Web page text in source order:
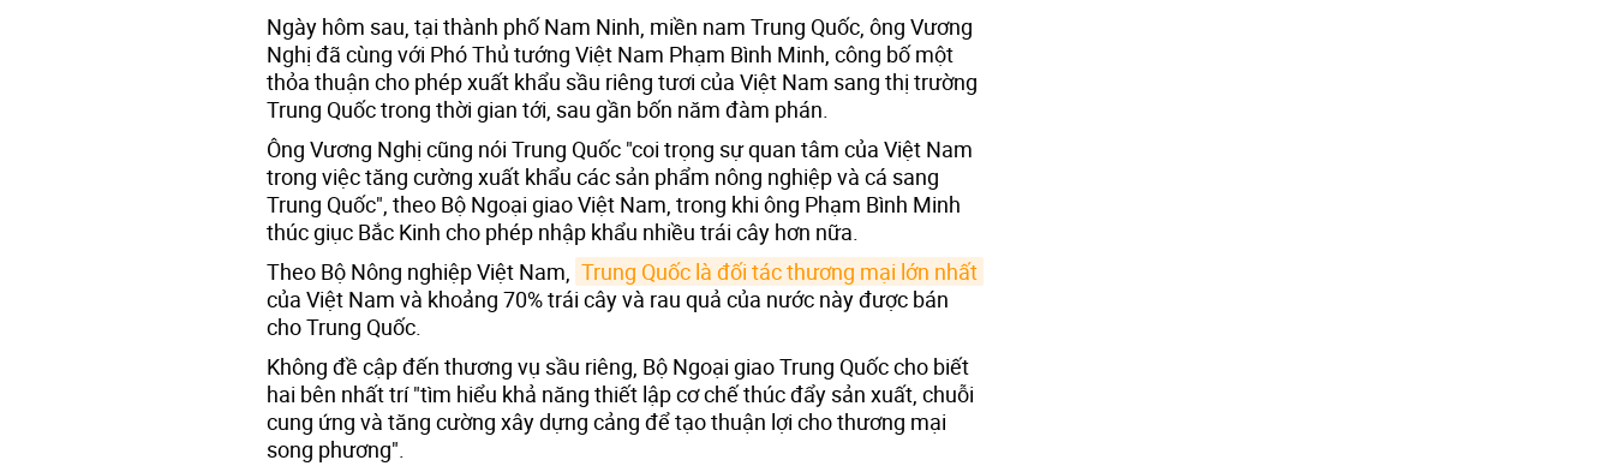
Ngày hôm sau, tại thành phố Nam Ninh, miền nam Trung Quốc, ông Vương
Nghị đã cùng với Phó Thủ tướng Việt Nam Phạm Bình Minh, công bố một
thỏa thuận cho phép xuất khẩu sầu riêng tươi của Việt Nam sang thị trường
Trung Quốc trong thời gian tới, sau gần bốn năm đàm phán.
Ông Vương Nghị cũng nói Trung Quốc "coi trọng sự quan tâm của Việt Nam
trong việc tăng cường xuất khẩu các sản phẩm nông nghiệp và cá sang
Trung Quốc", theo Bộ Ngoại giao Việt Nam, trong khi ông Phạm Bình Minh
thúc giục Bắc Kinh cho phép nhập khẩu nhiều trái cây hơn nữa.
Theo Bộ Nông nghiệp Việt Nam, Trung Quốc là đối tác thương mại lớn nhất
của Việt Nam và khoảng 70% trái cây và rau quả của nước này được bán
cho Trung Quốc.
Không đề cập đến thương vụ sầu riêng, Bộ Ngoại giao Trung Quốc cho biết
hai bên nhất trí "tìm hiểu khả năng thiết lập cơ chế thúc đẩy sản xuất, chuỗi
cung ứng và tăng cường xây dựng cảng để tạo thuận lợi cho thương mại
song phương".